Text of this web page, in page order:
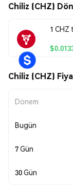
Chiliz (CHZ)
1 CHZ
Chiliz (CHZ)
Dönem
Bugün
7 Gün
30 Gün